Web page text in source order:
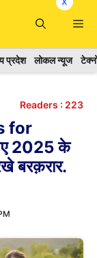
प्रदेश लोकल न्यूज
Readers : 223
for
2025 के
बरक़रार.